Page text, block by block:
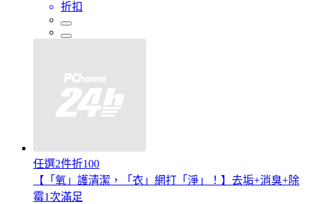
折扣
任選2件折100
【「氧」護清潔，「衣」網打「淨」！】去垢+消臭+除
霉1次滿足